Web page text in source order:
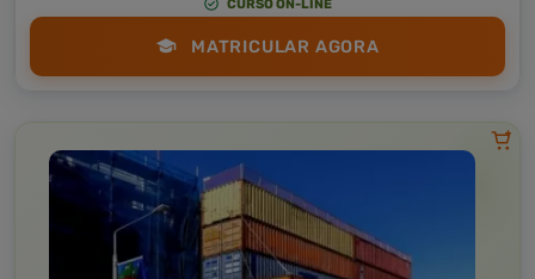
CURSO ON-LINE
MATRICULAR AGORA